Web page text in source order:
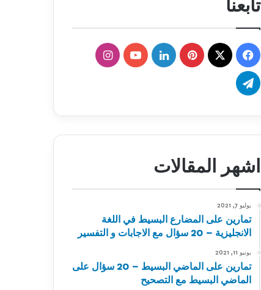
تابعنا
فيسبوك
‫X بينتيريستلينكدإن‫YouTubeانستقرام
تيلقرام
اشهر المقالات
يوليو 7, 2021
تمارين على المضارع البسيط في اللغة
الانجليزية – 20 سؤال مع الاجابات و التفسير
يونيو 11, 2021
تمارين على الماضي البسيط – 20 سؤال على
الماضي البسيط مع التصحيح